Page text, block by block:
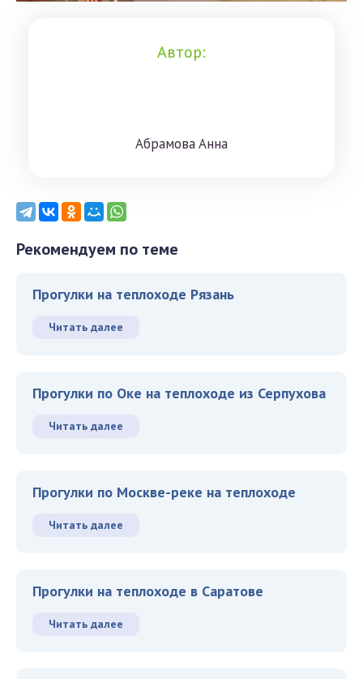
Автор:
Aбрaмoвa Aннa
Рекомендуем по теме
Прогулки на теплоходе Рязань
Читать далее
Прогулки по Оке на теплоходе из Серпухова
Читать далее
Прогулки по Москве-реке на теплоходе
Читать далее
Прогулки на теплоходе в Саратове
Читать далее